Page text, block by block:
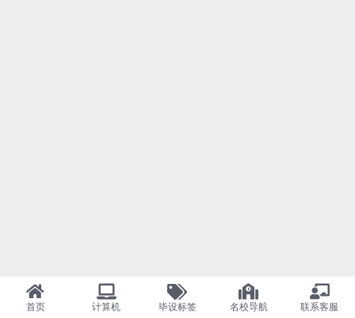
首页 计算机 毕设标签 名校导航 联系客服